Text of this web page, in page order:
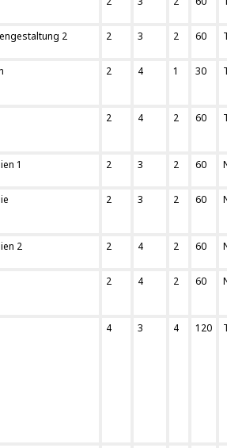
2 2 3 2 60
2 4 1 30
2 4 2 60
1 2 3 2 60
2 3 2 60
2 2 4 2 60
2 4 2 60
4 3 4 120